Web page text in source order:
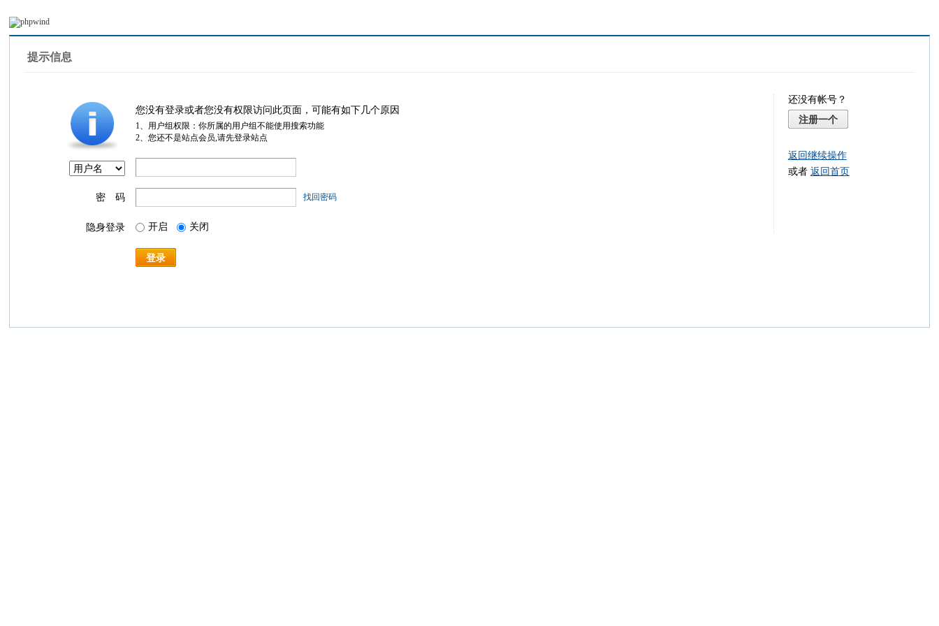
提示信息
您没有登录或者您没有权限访问此页面，可能有如下几个原因
1、用户组权限：你所属的用户组不能使用搜索功能
2、您还不是站点会员,请先登录站点
密 码 找回密码
隐身登录 开启 关闭
登录
还没有帐号？
注册一个
返回继续操作
或者 返回首页